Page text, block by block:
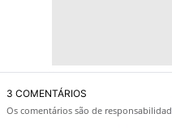
3 COMENTÁRIOS
Os comentários são de